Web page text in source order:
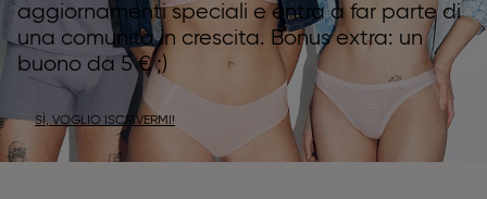
aggiornamenti speciali e entra a far parte di
una comunità in crescita. Bonus extra: un
buono da 5 € ;)
SÌ, VOGLIO ISCRIVERMI!